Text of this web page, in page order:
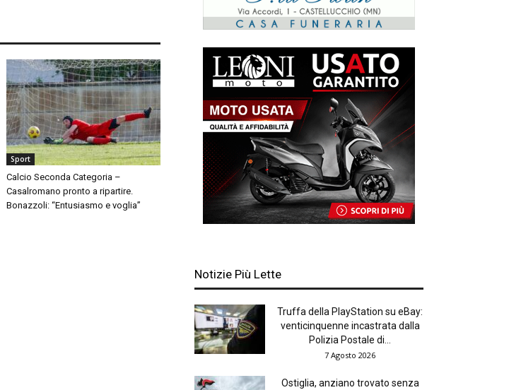
Sport
Calcio Seconda Categoria –
Casalromano pronto a ripartire.
Bonazzoli: “Entusiasmo e voglia”
Notizie Più Lette
Truffa della PlayStation su eBay:
venticinquenne incastrata dalla
Polizia Postale di...
7 Agosto 2026
Ostiglia, anziano trovato senza